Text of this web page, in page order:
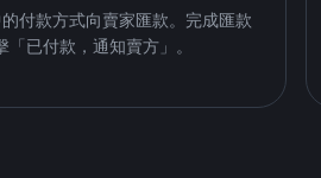
付款方式向賣家匯款。完成匯款
已付款，通知賣方」。